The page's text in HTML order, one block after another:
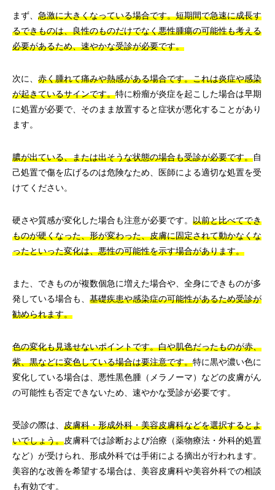
まず、 急激に大きくなっている場合です。短期間で急速に成長す
るできものは、良性のものだけでなく悪性腫瘍の可能性も考える
必要があるため、速やかな受診が必要です。
次に、 赤く腫れて痛みや熱感がある場合です。これは炎症や感染
が起きているサインです。特に粉瘤が炎症を起こした場合は早期
に処置が必要で、そのまま放置すると症状が悪化することがあり
ます。
膿が出ている、または出そうな状態の場合も受診が必要です。自
己処置で傷を広げるのは危険なため、医師による適切な処置を受
けてください。
硬さや質感が変化した場合も注意が必要です。 以前と比べてでき
ものが硬くなった、形が変わった、皮膚に固定されて動かなくな
ったといった変化は、悪性の可能性を示す場合があります。
また、できものが複数個急に増えた場合や、全身にできものが多
発している場合も、 基礎疾患や感染症の可能性があるため受診が
勧められます。
色の変化も見逃せないポイントです。白や肌色だったものが赤、
紫、黒などに変色している場合は要注意です。特に黒や濃い色に
変化している場合は、悪性黒色腫（メラノーマ）などの皮膚がん
の可能性も否定できないため、速やかな受診が必要です。
受診の際は、 皮膚科・形成外科・美容皮膚科などを選択するとよ
いでしょう。皮膚科では診断および治療（薬物療法・外科的処置
など）が受けられ、形成外科では手術による摘出が行われます。
美容的な改善を希望する場合は、美容皮膚科や美容外科での相談
も有効です。